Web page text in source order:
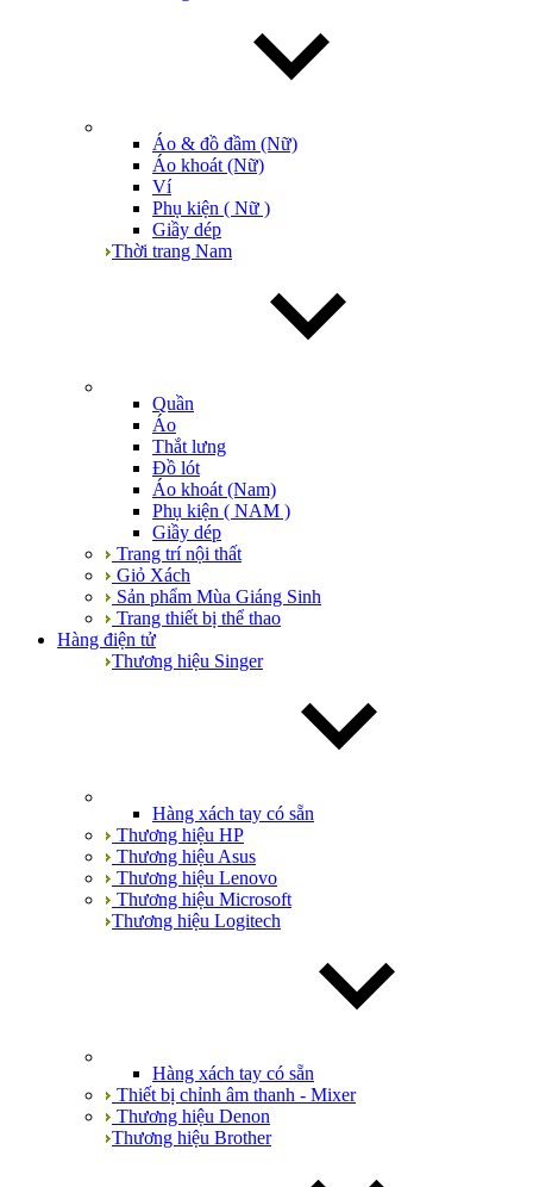
Áo & đồ đầm (Nữ)
Áo khoát (Nữ)
Ví
Phụ kiện ( Nữ )
Giầy dép
Thời trang Nam
Quần
Áo
Thắt lưng
Đồ lót
Áo khoát (Nam)
Phụ kiện ( NAM )
Giầy dép
Trang trí nội thất
Giỏ Xách
Sản phẩm Mùa Giáng Sinh
Trang thiết bị thể thao
Hàng điện tử
Thương hiệu Singer
Hàng xách tay có sẵn
Thương hiệu HP
Thương hiệu Asus
Thương hiệu Lenovo
Thương hiệu Microsoft
Thương hiệu Logitech
Hàng xách tay có sẵn
Thiết bị chỉnh âm thanh - Mixer
Thương hiệu Denon
Thương hiệu Brother